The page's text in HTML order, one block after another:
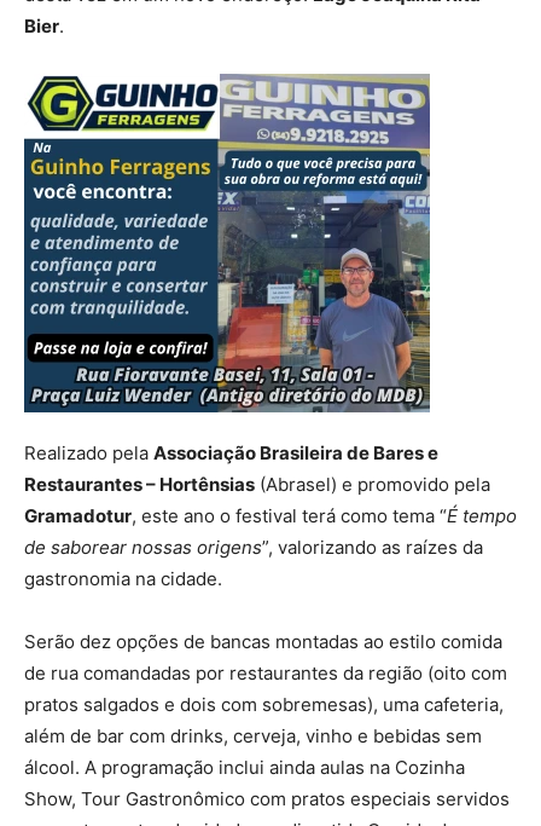
Bier.
Realizado pela Associação Brasileira de Bares e
Restaurantes – Hortênsias (Abrasel) e promovido pela
Gramadotur, este ano o festival terá como tema “É tempo
de saborear nossas origens”, valorizando as raízes da
gastronomia na cidade.
Serão dez opções de bancas montadas ao estilo comida
de rua comandadas por restaurantes da região (oito com
pratos salgados e dois com sobremesas), uma cafeteria,
além de bar com drinks, cerveja, vinho e bebidas sem
álcool. A programação inclui ainda aulas na Cozinha
Show, Tour Gastronômico com pratos especiais servidos